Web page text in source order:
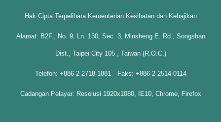
Hak Cipta Terpelihara Kementerian Kesihatan dan Kebajikan
Alamat: B2F., No. 9, Ln. 130, Sec. 3, Minsheng E. Rd., Songshan
Dist., Taipei City 105 , Taiwan (R.O.C.)
Telefon: +886-2-2718-1881 Faks: +886-2-2514-0114
Cadangan Pelayar: Resolusi 1920x1080, IE10, Chrome, Firefox